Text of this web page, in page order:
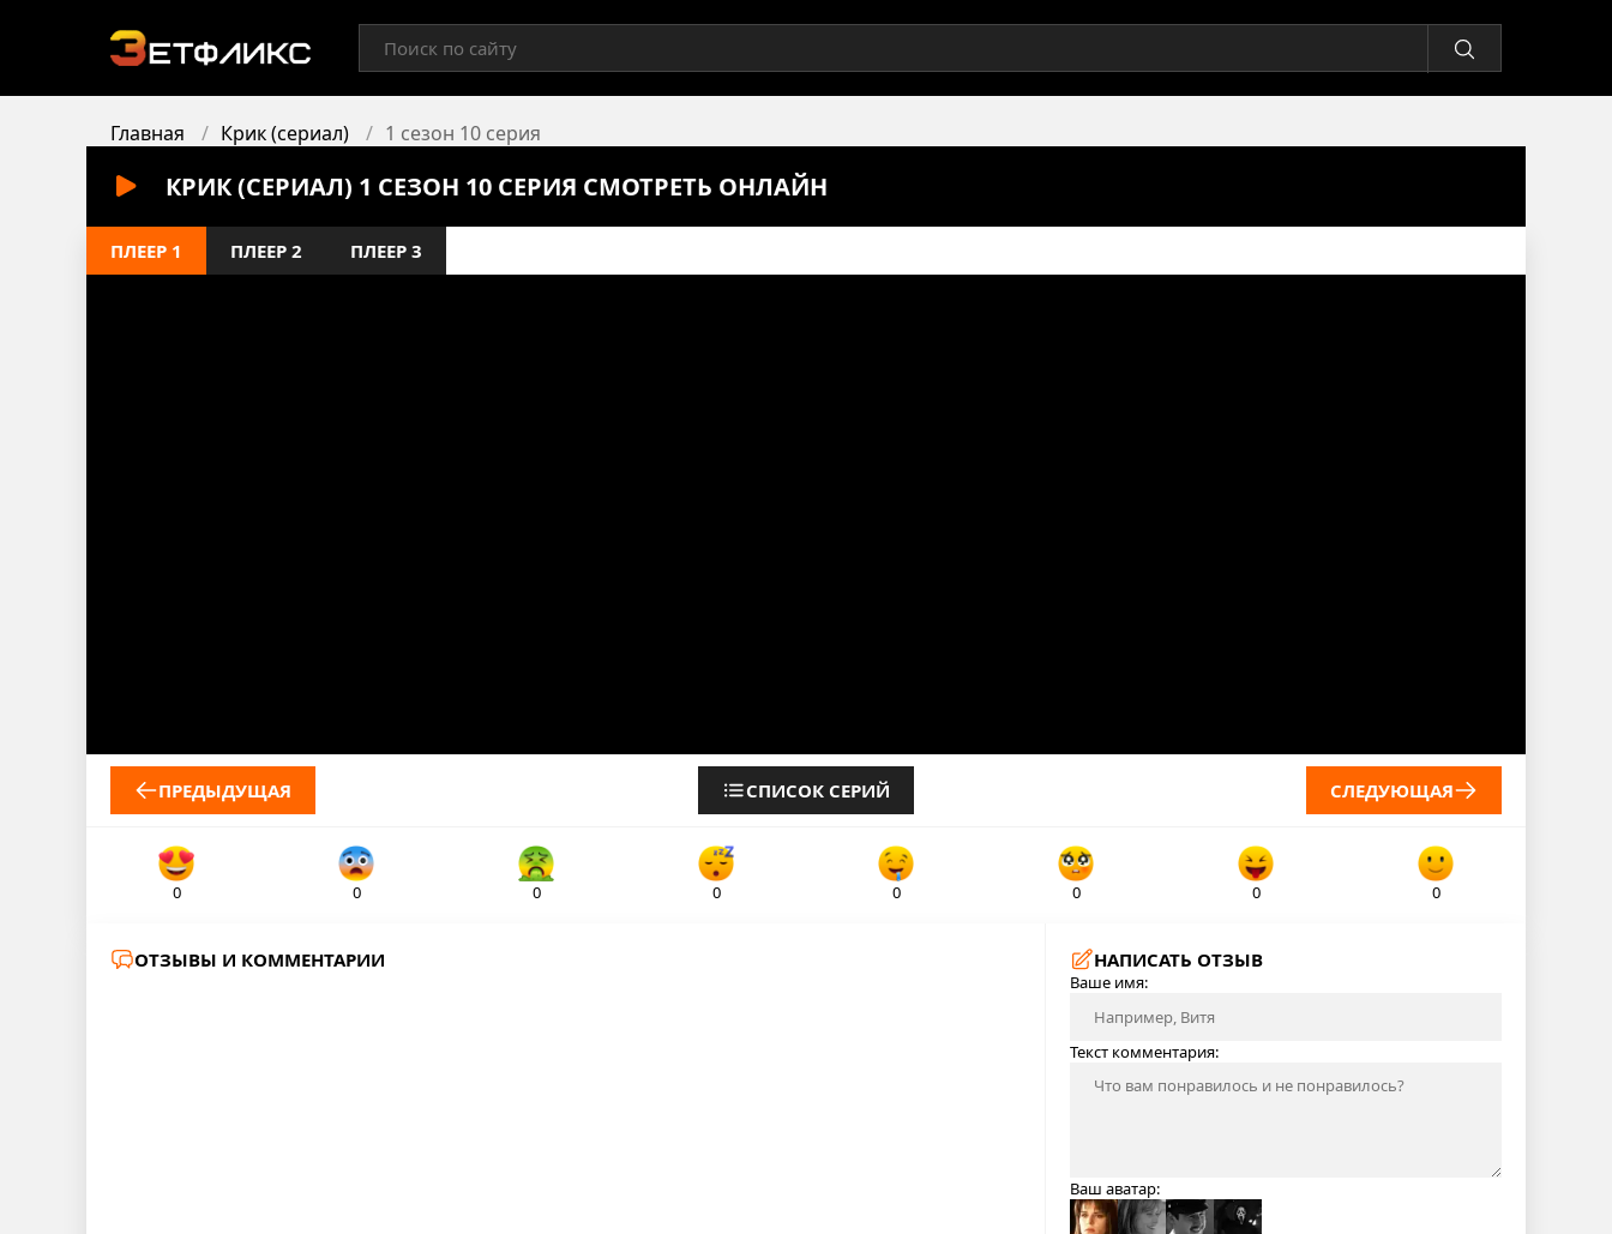
Главная Крик (сериал) 1 сезон 10 серия
КРИК (СЕРИАЛ) 1 СЕЗОН 10 СЕРИЯ СМОТРЕТЬ ОНЛАЙН
ПЛЕЕР 1 ПЛЕЕР 2 ПЛЕЕР 3
ПРЕДЫДУЩАЯ СПИСОК СЕРИЙ СЛЕДУЮЩАЯ
0 0 0 0 0 0 0 0
ОТЗЫВЫ И КОММЕНТАРИИ НАПИСАТЬ ОТЗЫВ
Ваше имя:
Текст комментария:
Ваш аватар: